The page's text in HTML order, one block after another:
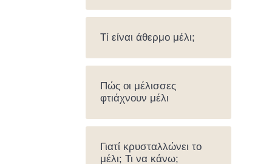
Τί είναι άθερμο μέλι;
Πώς οι μέλισσες
φτιάχνουν μέλι
Γιατί κρυσταλλώνει το
μέλι; Τι να κάνω;